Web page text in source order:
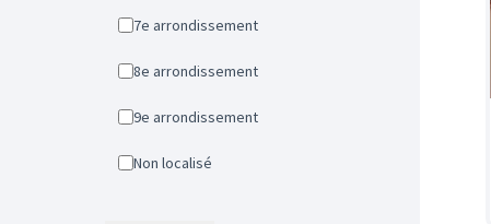
7e arrondissement
8e arrondissement
9e arrondissement
Non localisé